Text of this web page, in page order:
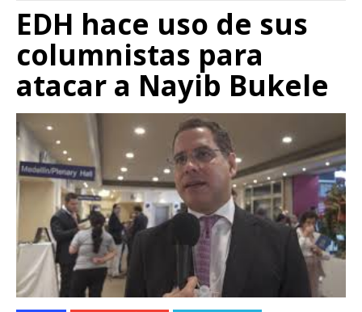
EDH hace uso de sus
columnistas para
atacar a Nayib Bukele